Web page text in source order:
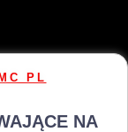
PL
NA